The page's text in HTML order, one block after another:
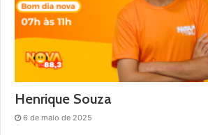
Henrique Souza
6 de maio de 2025